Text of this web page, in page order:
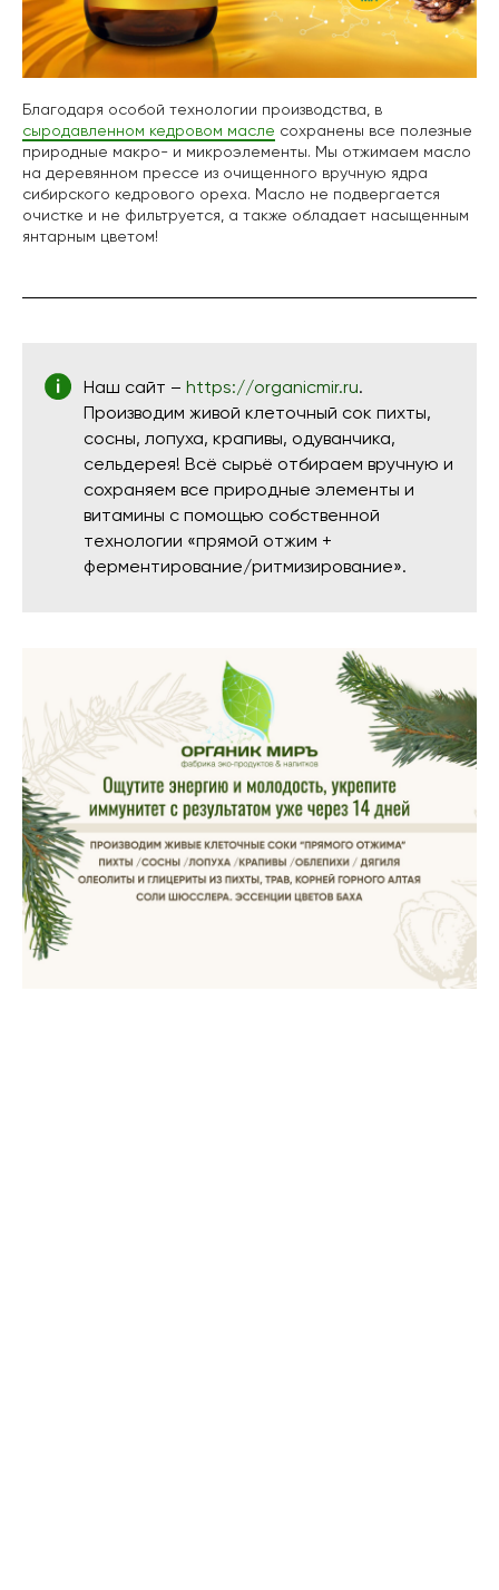
Благодаря особой технологии производства, в
сыродавленном кедровом масле сохранены все полезные
природные макро- и микроэлементы. Мы отжимаем масло
на деревянном прессе из очищенного вручную ядра
сибирского кедрового ореха. Масло не подвергается
очистке и не фильтруется, а также обладает насыщенным
янтарным цветом!
Наш сайт – https://organicmir.ru.
Производим живой клеточный сок пихты,
сосны, лопуха, крапивы, одуванчика,
сельдерея! Всё сырьё отбираем вручную и
сохраняем все природные элементы и
витамины с помощью собственной
технологии «прямой отжим +
ферментирование/ритмизирование».